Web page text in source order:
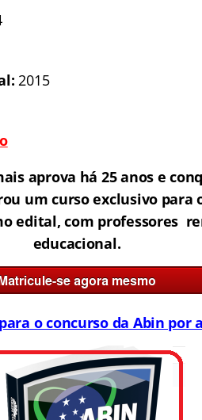
2015
aprova há 25 anos e
um curso exclusivo para
edital, com professores
educacional.
o concurso da Abin por